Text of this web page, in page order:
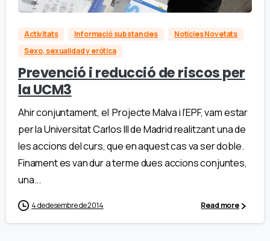
Activitats Informació substancies
Notícies Novetats
Sexo, sexualidad y erótica
Prevenció i reducció de riscos per
la UCM3
Ahir conjuntament, el Projecte Malva i l’EPF, vam estar
per la Universitat Carlos III de Madrid realitzant una de
les accions del curs, que en aquest cas va ser doble.
Finament es van dur a terme dues accions conjuntes,
una...
4 de desembre de 2014 Read more